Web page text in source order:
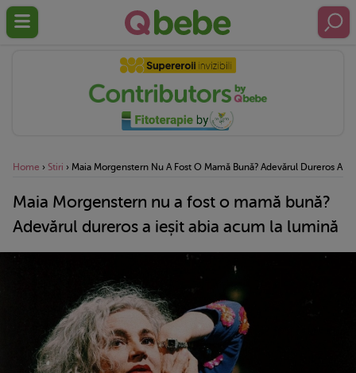
Home › Stiri › Maia Morgenstern Nu A Fost O Mamă Bună? Adevărul Dureros A
Maia Morgenstern nu a fost o mamă bună?
Adevărul dureros a ieșit abia acum la lumină